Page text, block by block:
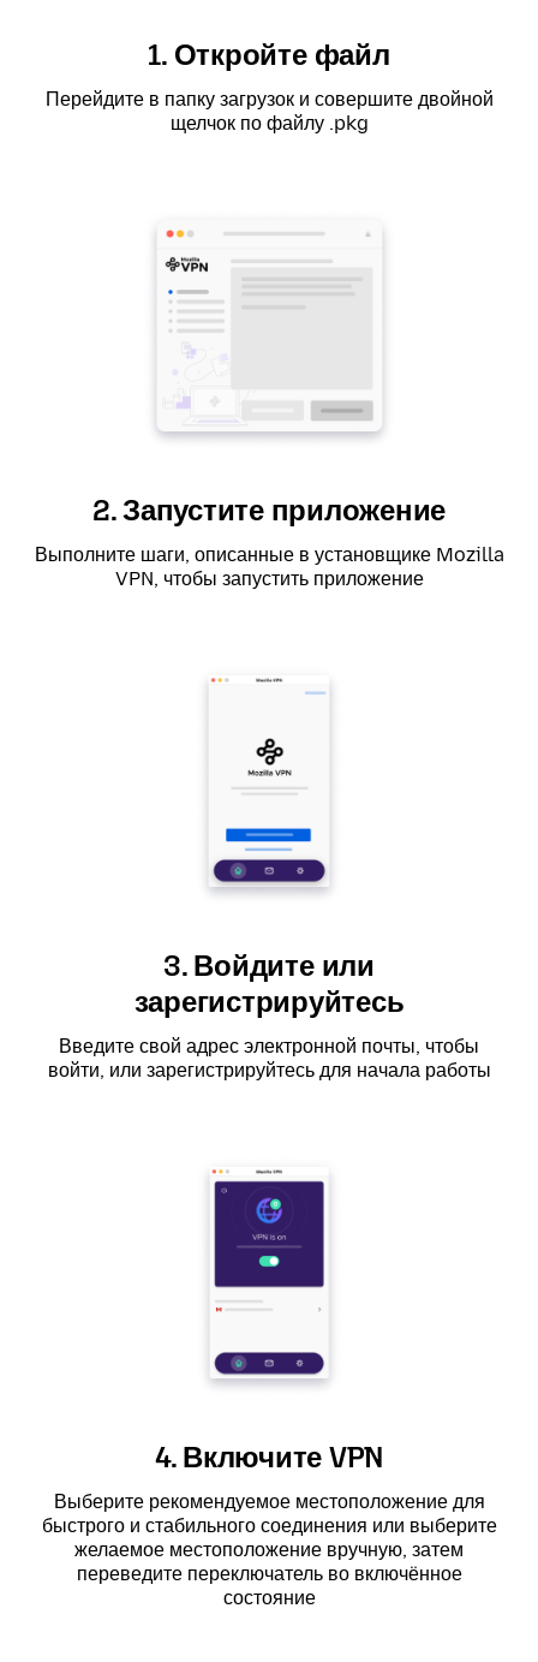
1. Откройте файл
Перейдите в папку загрузок и совершите двойной
щелчок по файлу .pkg
2. Запустите приложение
Выполните шаги, описанные в установщике Mozilla
VPN, чтобы запустить приложение
3. Войдите или
зарегистрируйтесь
Введите свой адрес электронной почты, чтобы
войти, или зарегистрируйтесь для начала работы
4. Включите VPN
Выберите рекомендуемое местоположение для
быстрого и стабильного соединения или выберите
желаемое местоположение вручную, затем
переведите переключатель во включённое
состояние